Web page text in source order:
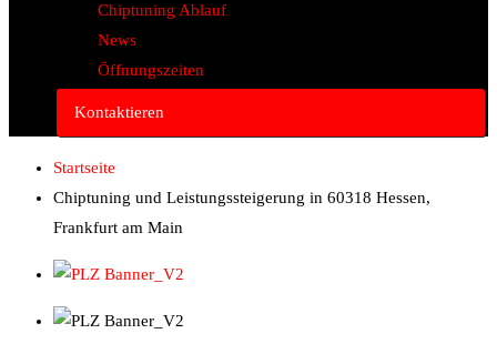
Chiptuning Ablauf
News
Öffnungszeiten
Kontaktieren
Startseite
Chiptuning und Leistungssteigerung in 60318 Hessen,
Frankfurt am Main